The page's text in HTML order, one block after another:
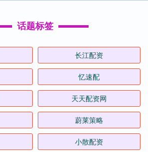
话题标签
长江配资
忆速配
天天配资网
蔚莱策略
小散配资